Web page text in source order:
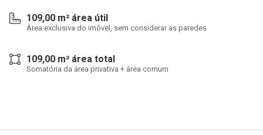
109,00 m² área útil
Área exclusiva do imóvel, sem considerar as paredes
109,00 m² área total
Somatória da área privativa + área comum